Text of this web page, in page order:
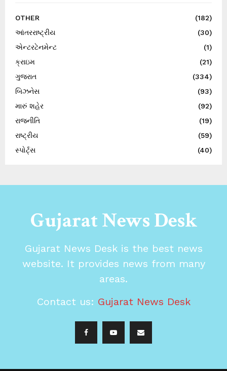
OTHER
(182)
આંતરરાષ્ટ્રીય
(30)
એન્ટરટેનમેન્ટ
(1)
ક્રાઇમ
(21)
ગુજરાત
(334)
બિઝનેસ
(93)
મારું શહેર
(92)
રાજનીતિ
(19)
રાષ્ટ્રીય
(59)
સ્પોર્ટ્સ
(40)
Gujarat News Desk
Gujarat News Desk is the best news
website. It provides news from many
areas.
Contact us: Gujarat News Desk